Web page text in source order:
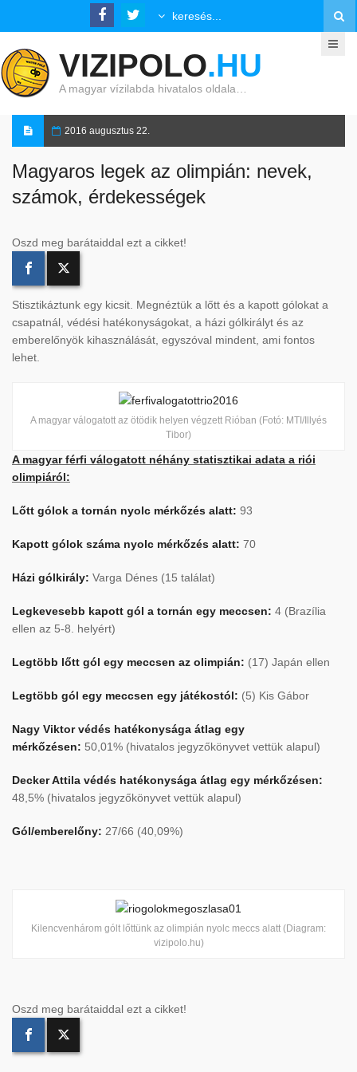
VIZIPOLO.HU
A magyar vízilabda hivatalos oldala…
2016 augusztus 22.
Magyaros legek az olimpián: nevek,
számok, érdekességek
Oszd meg barátaiddal ezt a cikket!
Stisztikáztunk egy kicsit. Megnéztük a lőtt és a kapott gólokat a
csapatnál, védési hatékonyságokat, a házi gólkirályt és az
emberelőnyök kihasználását, egyszóval mindent, ami fontos
lehet.
A magyar válogatott az ötödik helyen végzett Rióban (Fotó: MTI/Illyés
Tibor)
A magyar férfi válogatott néhány statisztikai adata a riói
olimpiáról:
Lőtt gólok a tornán nyolc mérkőzés alatt: 93
Kapott gólok száma nyolc mérkőzés alatt: 70
Házi gólkirály: Varga Dénes (15 találat)
Legkevesebb kapott gól a tornán egy meccsen: 4 (Brazília
ellen az 5-8. helyért)
Legtöbb lőtt gól egy meccsen az olimpián: (17) Japán ellen
Legtöbb gól egy meccsen egy játékostól: (5) Kis Gábor
Nagy Viktor védés hatékonysága átlag egy
mérkőzésen: 50,01% (hivatalos jegyzőkönyvet vettük alapul)
Decker Attila védés hatékonysága átlag egy mérkőzésen:
48,5% (hivatalos jegyzőkönyvet vettük alapul)
Gól/emberelőny: 27/66 (40,09%)
Kilencvenhárom gólt lőttünk az olimpián nyolc meccs alatt (Diagram:
vizipolo.hu)
Oszd meg barátaiddal ezt a cikket!